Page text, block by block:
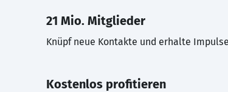
21 Mio. Mitglieder
Knüpf neue Kontakte und erhalte
Kostenlos profitieren